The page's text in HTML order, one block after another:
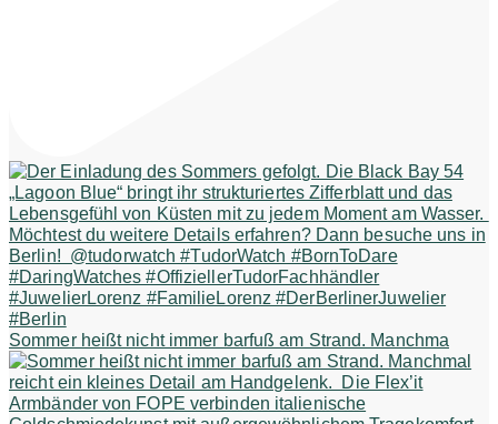
Sommer heißt nicht immer barfuß am Strand. Manchma